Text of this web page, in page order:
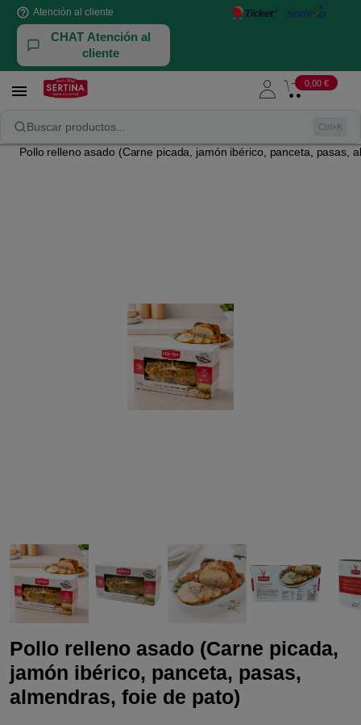
help_outline Atención al cliente
CHAT Atención al
cliente
 0,00 €
Buscar productos... Ctrl+K
NUESTRAS AVES Y CONEJOS
Pollo relleno asado (Carne picada, jamón ibérico, panceta, pasas,
Pollo relleno asado (Carne picada,
jamón ibérico, panceta, pasas,
almendras, foie de pato)